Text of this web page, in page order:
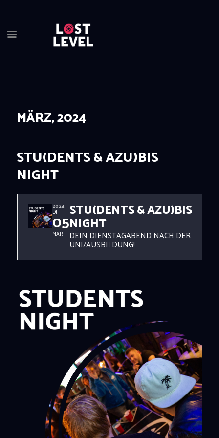
HOME
DRINKS
EVENTS
LOCATION
ABOUT
RESERVIERUNG
MÄRZ, 2024
STU(DENTS & AZU)BIS
NIGHT
2024
DI
05
MÄR
STU(DENTS & AZU)BIS
NIGHT
DEIN DIENSTAGABEND NACH DER
UNI/AUSBILDUNG!